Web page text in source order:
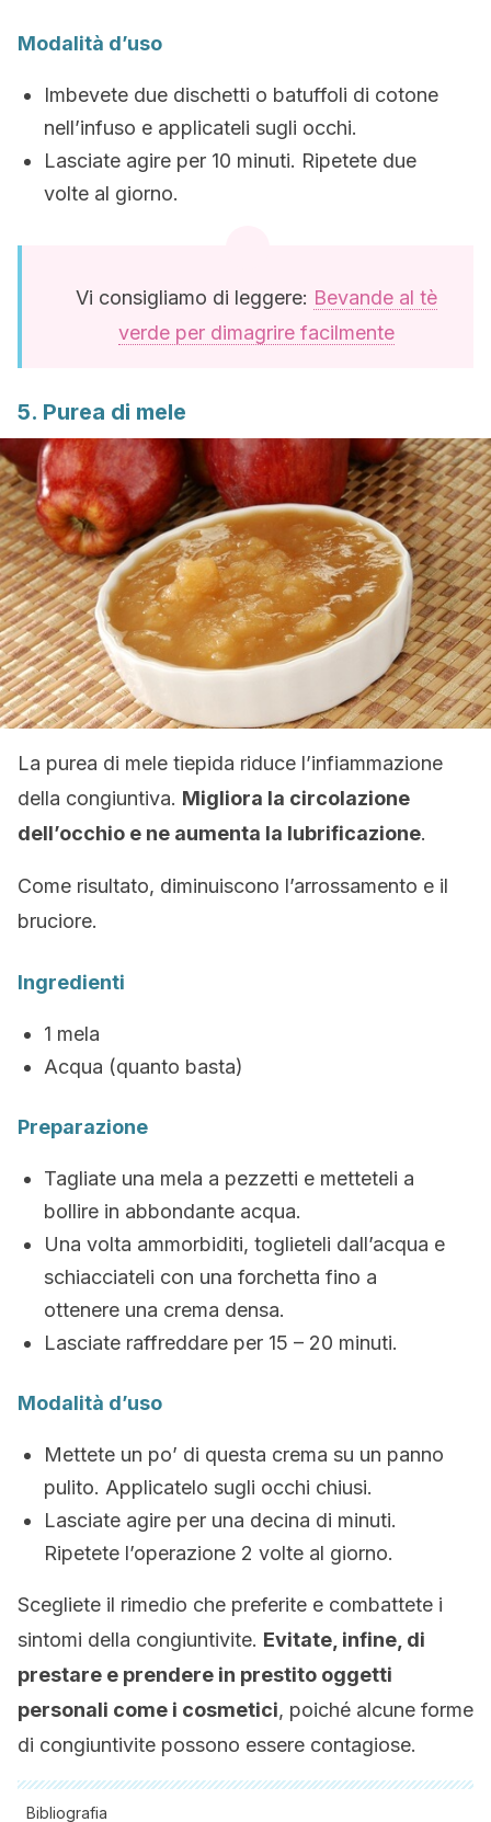
Modalità d’uso
Imbevete due dischetti o batuffoli di cotone
nell’infuso e applicateli sugli occhi.
Lasciate agire per 10 minuti. Ripetete due
volte al giorno.
Vi consigliamo di leggere: Bevande al tè
verde per dimagrire facilmente
5. Purea di mele
La purea di mele tiepida riduce l’infiammazione
della congiuntiva. Migliora la circolazione
dell’occhio e ne aumenta la lubrificazione.
Come risultato, diminuiscono l’arrossamento e il
bruciore.
Ingredienti
1 mela
Acqua (quanto basta)
Preparazione
Tagliate una mela a pezzetti e metteteli a
bollire in abbondante acqua.
Una volta ammorbiditi, toglieteli dall’acqua e
schiacciateli con una forchetta fino a
ottenere una crema densa.
Lasciate raffreddare per 15 – 20 minuti.
Modalità d’uso
Mettete un po’ di questa crema su un panno
pulito. Applicatelo sugli occhi chiusi.
Lasciate agire per una decina di minuti.
Ripetete l’operazione 2 volte al giorno.
Scegliete il rimedio che preferite e combattete i
sintomi della congiuntivite. Evitate, infine, di
prestare e prendere in prestito oggetti
personali come i cosmetici, poiché alcune forme
di congiuntivite possono essere contagiose.
Bibliografia